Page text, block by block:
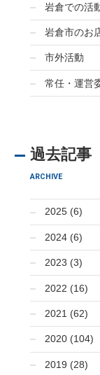
岩倉での活
岩倉市のお
市外活動
常任・運営
過去記事
ARCHIVE
2025 (6)
2024 (6)
2023 (3)
2022 (16)
2021 (62)
2020 (104)
2019 (28)